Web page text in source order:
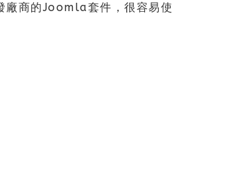
商的Joomla套件，很容易使